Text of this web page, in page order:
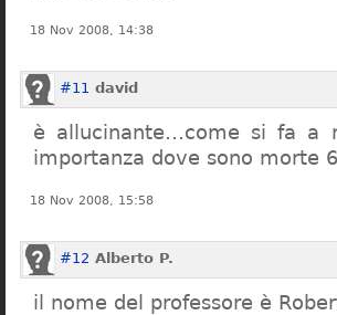
18 Nov 2008, 14:38
#11 david
è allucinante…come si fa a
importanza dove sono morte
18 Nov 2008, 15:58
#12 Alberto P.
il nome del professore è